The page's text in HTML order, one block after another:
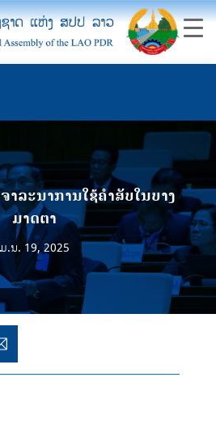
ລະນາການໃຊ້ຄໍາສັບໃນບາງ
ມາດຕາ
ມ.ນ. 19, 2025